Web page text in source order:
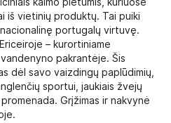
iš vietinių produktų. Tai puiki
portugalų virtuvę.
– kurortiniame
pakrantėje. Šis
dėl savo vaizdingų paplūdimių,
sportui, jaukiais žvejų
Grįžimas ir nakvynė